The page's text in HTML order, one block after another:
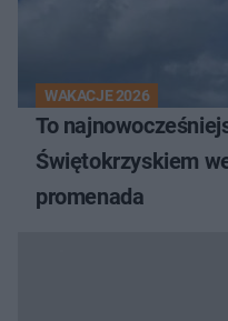
WAKACJE 2026
To
Świętokrzyskiem
promenada